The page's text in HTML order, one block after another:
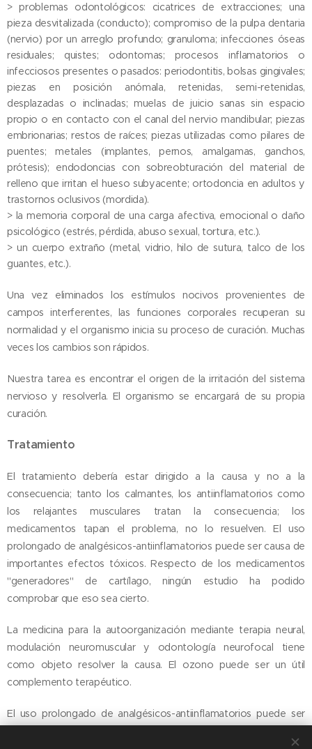
> problemas odontológicos: cicatrices de extracciones; una
pieza desvitalizada (conducto); compromiso de la pulpa dentaria
(nervio) por un arreglo profundo; granuloma; infecciones óseas
residuales; quistes; odontomas; procesos inflamatorios o
infecciosos presentes o pasados: periodontitis, bolsas gingivales;
piezas en posición anómala, retenidas, semi-retenidas,
desplazadas o inclinadas; muelas de juicio sanas sin espacio
propio o en contacto con el canal del nervio mandibular; piezas
embrionarias; restos de raíces; piezas utilizadas como pilares de
puentes; metales (implantes, pernos, amalgamas, ganchos,
prótesis); endodoncias con sobreobturación del material de
relleno que irritan el hueso subyacente; ortodoncia en adultos y
trastornos oclusivos (mordida).
> la memoria corporal de una carga afectiva, emocional o daño
psicológico (estrés, pérdida, abuso sexual, tortura, etc.).
> un cuerpo extraño (metal, vidrio, hilo de sutura, talco de los
guantes, etc.).
Una vez eliminados los estímulos nocivos provenientes de
campos interferentes, las funciones corporales recuperan su
normalidad y el organismo inicia su proceso de curación. Muchas
veces los cambios son rápidos.
Nuestra tarea es encontrar el origen de la irritación del sistema
nervioso y resolverla. El organismo se encargará de su propia
curación.
Tratamiento
El tratamiento debería estar dirigido a la causa y no a la
consecuencia; tanto los calmantes, los antiinflamatorios como
los relajantes musculares tratan la consecuencia; los
medicamentos tapan el problema, no lo resuelven. El uso
prolongado de analgésicos-antiinflamatorios puede ser causa de
importantes efectos tóxicos. Respecto de los medicamentos
"generadores" de cartílago, ningún estudio ha podido
comprobar que eso sea cierto.
La medicina para la autoorganización mediante terapia neural,
modulación neuromuscular y odontología neurofocal tiene
como objeto resolver la causa. El ozono puede ser un útil
complemento terapéutico.
El uso prolongado de analgésicos-antiinflamatorios puede ser